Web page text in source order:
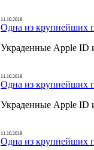
11.10.2018
Одна из крупнейших
Украденные Apple ID
11.10.2018
Одна из крупнейших
Украденные Apple ID
11.10.2018
Одна из крупнейших